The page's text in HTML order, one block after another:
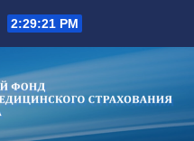
2:29:21 PM